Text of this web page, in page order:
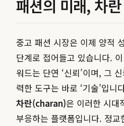
패션의 미래, 차란
중고 패션 시장은 이제 양적
단계로 접어들고 있습니다.
워드는 단연 ‘신뢰’이며, 그
력한 도구는 바로 ‘기술’입니
차란(charan)은 이러한 시대
부응하는 플랫폼입니다. 정